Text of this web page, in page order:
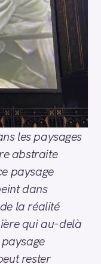
les paysages
abstraite
paysage
dans
la réalité
qui au-delà
rester